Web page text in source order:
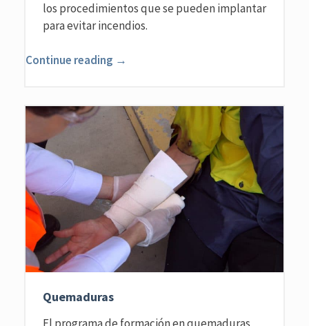
los procedimientos que se pueden implantar
para evitar incendios.
Continue reading →
Quemaduras